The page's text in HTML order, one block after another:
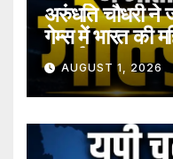
अरुंधति चौधरी ने
गेम्स में भारत की
प्रदर्शन
AUGUST 1, 2026